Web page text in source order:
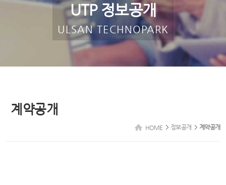
UTP 정보공개
ULSAN TECHNOPARK
계약공개
HOME 정보공개 계약공개